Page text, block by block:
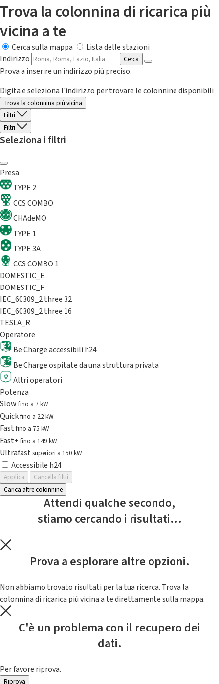
Trova la colonnina di ricarica più
vicina a te
Cerca sulla mappa
Lista delle stazioni
Indirizzo
Cerca
Prova a inserire un indirizzo più preciso.
Digita e seleziona l'indirizzo per trovare le colonnine disponibili
Trova la colonnina piú vicina
Filtri
Filtri
Seleziona i filtri
Presa
TYPE 2
CCS COMBO
CHAdeMO
TYPE 1
TYPE 3A
CCS COMBO 1
DOMESTIC_E
DOMESTIC_F
IEC_60309_2 three 32
IEC_60309_2 three 16
TESLA_R
Operatore
Be Charge accessibili h24
Be Charge ospitate da una struttura privata
Altri operatori
Potenza
Slowfino a 7 kW
Quickfino a 22 kW
Fastfino a 75 kW
Fast+fino a 149 kW
Ultrafast superiori a 150 kW
Accessibile h24
Applica
Cancella filtri
Carica altre colonnine
Attendi qualche secondo,
stiamo cercando i risultati...
Prova a esplorare altre opzioni.
Non abbiamo trovato risultati per la tua ricerca. Trova la
colonnina di ricarica piú vicina a te direttamente sulla mappa.
C'è un problema con il recupero dei
dati.
Per favore riprova.
Riprova